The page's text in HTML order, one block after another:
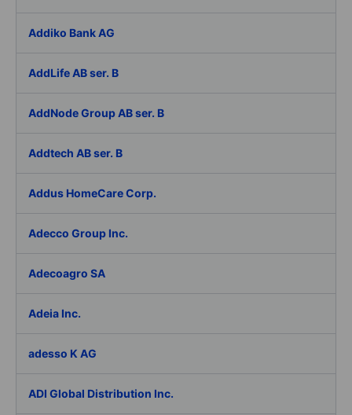
Addiko Bank AG
AddLife AB ser. B
AddNode Group AB ser. B
Addtech AB ser. B
Addus HomeCare Corp.
Adecco Group Inc.
Adecoagro SA
Adeia Inc.
adesso K AG
ADI Global Distribution Inc.